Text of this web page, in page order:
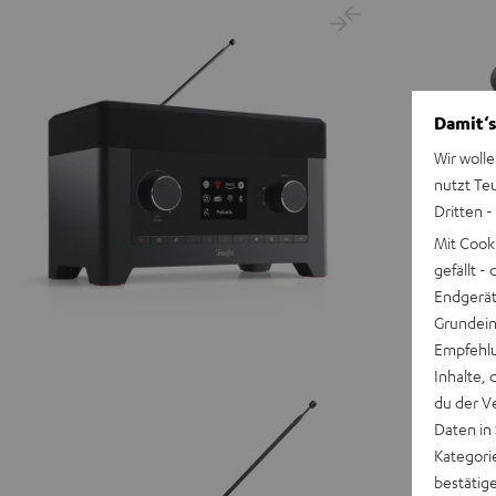
Wir
nutzt
Dritten -
Mit
gefällt -
Inhalte,
du der
Daten in